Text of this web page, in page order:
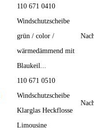
110 671 0410
Windschutzscheibe
grün / color /
wärmedämmend mit
Blaukeil...
110 671 0510
Windschutzscheibe
Klarglas Heckflosse
Limousine